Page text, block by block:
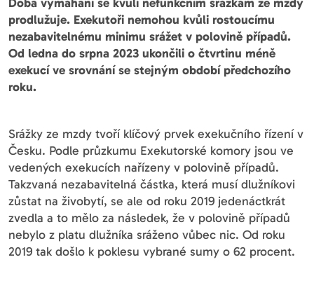
prodlužuje. Exekutoři nemohou kvůli rostoucímu
nezabavitelnému minimu srážet v polovině případů.
Od ledna do srpna 2023 ukončili o čtvrtinu méně
exekucí ve srovnání se stejným období předchozího
roku.
Srážky ze mzdy tvoří klíčový prvek exekučního řízení v
Česku. Podle průzkumu Exekutorské komory jsou ve
vedených exekucích nařízeny v polovině případů.
Takzvaná nezabavitelná částka, která musí dlužníkovi
zůstat na živobytí, se ale od roku 2019 jedenáctkrát
zvedla a to mělo za následek, že v polovině případů
nebylo z platu dlužníka sráženo vůbec nic. Od roku
2019 tak došlo k poklesu vybrané sumy o 62 procent.